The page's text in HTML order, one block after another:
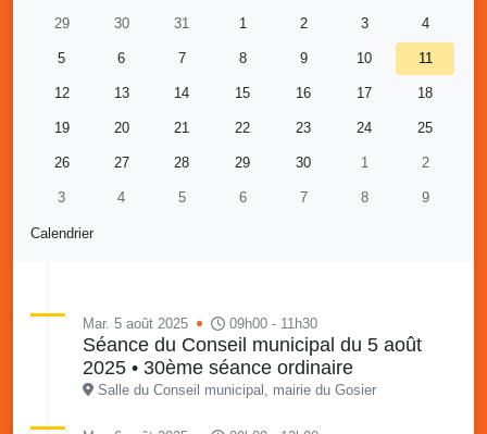
Calendrier
29 30 31 1 2 3 4
5 6 7 8 9 10 11
12 13 14 15 16 17 18
19 20 21 22 23 24 25
26 27 28 29 30 1 2
3 4 5 6 7 8 9
Mar. 5 août 2025 09h00 - 11h30
Séance du Conseil municipal du 5 août
2025 • 30ème séance ordinaire
Salle du Conseil municipal, mairie du Gosier